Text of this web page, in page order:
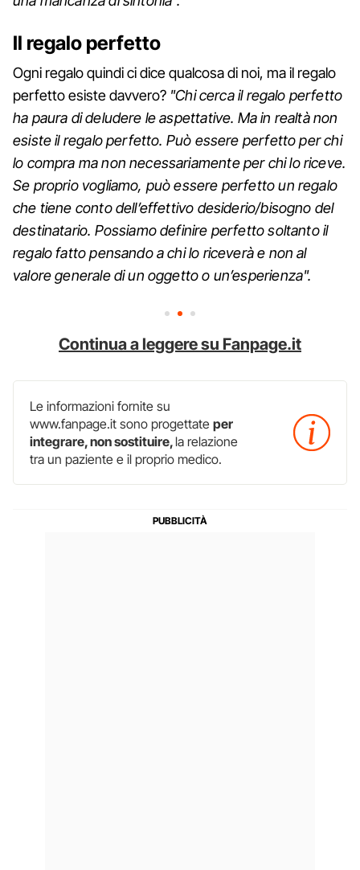
Il regalo perfetto
Ogni regalo quindi ci dice qualcosa di noi, ma il regalo
perfetto esiste davvero? "Chi cerca il regalo perfetto
ha paura di deludere le aspettative. Ma in realtà non
esiste il regalo perfetto. Può essere perfetto per chi
lo compra ma non necessariamente per chi lo riceve.
Se proprio vogliamo, può essere perfetto un regalo
che tiene conto dell’effettivo desiderio/bisogno del
destinatario. Possiamo definire perfetto soltanto il
regalo fatto pensando a chi lo riceverà e non al
valore generale di un oggetto o un’esperienza".
Continua a leggere su Fanpage.it
Le informazioni fornite su
www.fanpage.it sono progettate per
integrare, non sostituire,la relazione
tra un paziente e il proprio medico.